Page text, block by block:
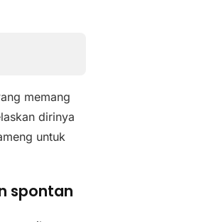
memang
dirinya
untuk
spontan